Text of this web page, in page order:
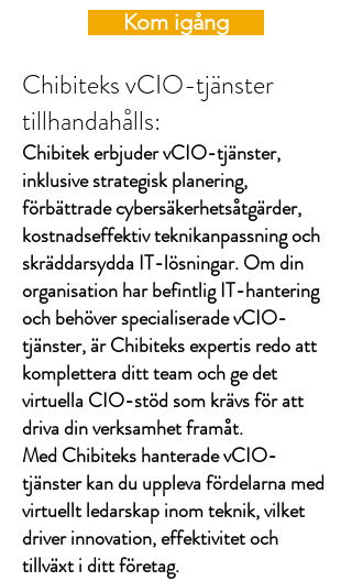
Kom igång
Chibiteks vCIO-tjänster
tillhandahålls:
Chibitek erbjuder vCIO-tjänster,
inklusive strategisk planering,
förbättrade cybersäkerhetsåtgärder,
kostnadseffektiv teknikanpassning och
skräddarsydda IT-lösningar. Om din
organisation har befintlig IT-hantering
och behöver specialiserade vCIO-
tjänster, är Chibiteks expertis redo att
komplettera ditt team och ge det
virtuella CIO-stöd som krävs för att
driva din verksamhet framåt.
Med Chibiteks hanterade vCIO-
tjänster kan du uppleva fördelarna med
virtuellt ledarskap inom teknik, vilket
driver innovation, effektivitet och
tillväxt i ditt företag.